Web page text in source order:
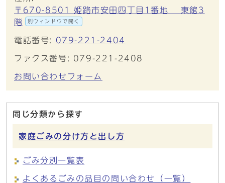
〒670-8501 姫路市安田四丁目1番地 東館3
階
別ウィンドウで開く
電話番号: 079-221-2404
ファクス番号: 079-221-2408
お問い合わせフォーム
同じ分類から探す
家庭ごみの分け方と出し方
ごみ分別一覧表
よくあるごみの品目の問い合わせ（一覧）